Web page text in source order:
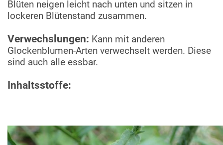
Blüten neigen leicht nach unten und sitzen in
lockeren Blütenstand zusammen.
Verwechslungen: Kann mit anderen
Glockenblumen-Arten verwechselt werden. Diese
sind auch alle essbar.
Inhaltsstoffe: